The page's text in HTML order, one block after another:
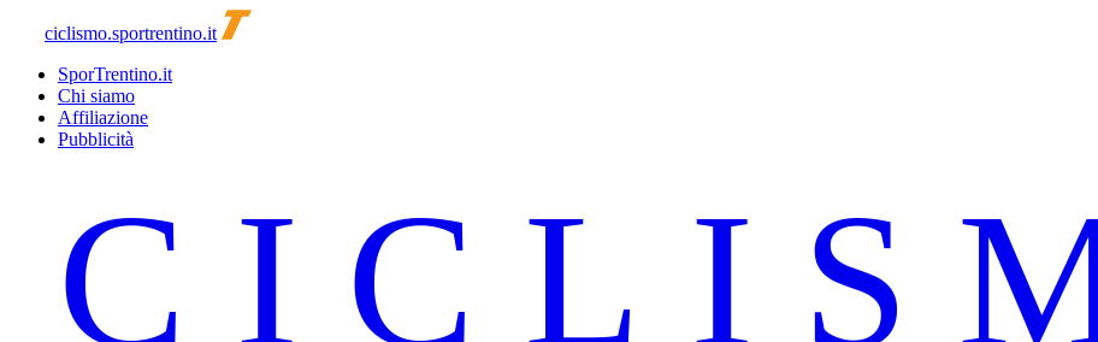
ciclismo.sportrentino.it
SporTrentino.it
Chi siamo
Affiliazione
Pubblicità